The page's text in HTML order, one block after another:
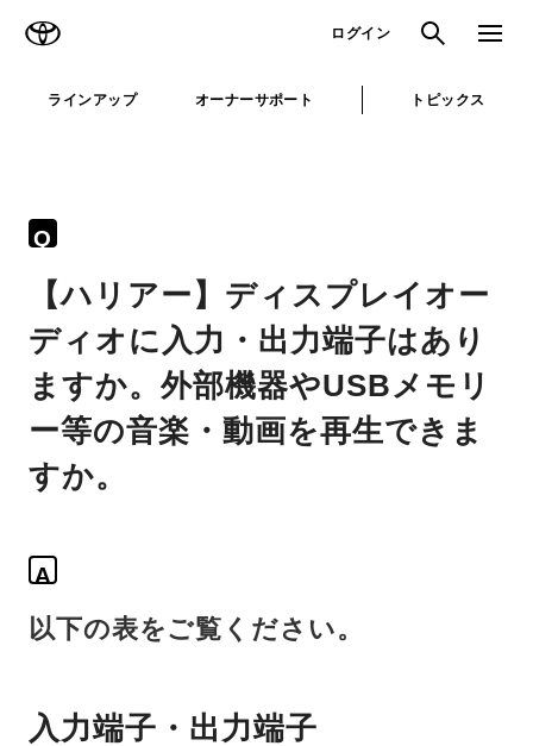
ログイン 検索 メニュ
ラインアップ オーナーサポート トピックス
Q
【ハリアー】ディスプレイオー
ディオに入力・出力端子はあり
ますか。外部機器やUSBメモリ
ー等の音楽・動画を再生できま
すか。
A
以下の表をご覧ください。
入力端子・出力端子